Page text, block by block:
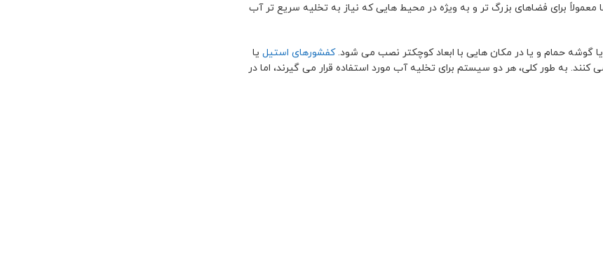
برای فضاهای بزرگ تر و به ویژه در محیط هایی که نیاز به تخلیه سریع تر آب
گوشه حمام و یا در مکان هایی با ابعاد کوچکتر نصب می شود.کفشورهای استیل یا
به طور کلی، هر دو سیستم برای تخلیه آب مورد استفاده قرار می گیرند، اما در